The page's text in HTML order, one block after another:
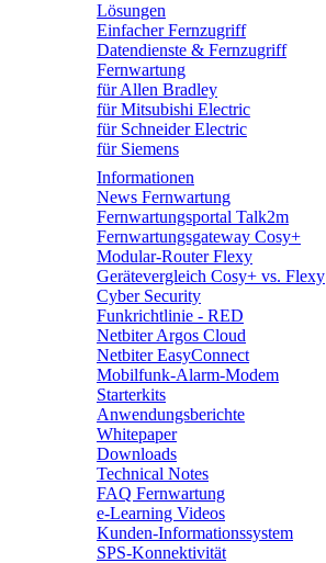
Lösungen
Einfacher Fernzugriff
Datendienste & Fernzugriff
Fernwartung
für Allen Bradley
für Mitsubishi Electric
für Schneider Electric
für Siemens
Informationen
News Fernwartung
Fernwartungsportal Talk2m
Fernwartungsgateway Cosy+
Modular-Router Flexy
Gerätevergleich Cosy+ vs. Flexy
Cyber Security
Funkrichtlinie - RED
Netbiter Argos Cloud
Netbiter EasyConnect
Mobilfunk-Alarm-Modem
Starterkits
Anwendungsberichte
Whitepaper
Downloads
Technical Notes
FAQ Fernwartung
e-Learning Videos
Kunden-Informationssystem
SPS-Konnektivität